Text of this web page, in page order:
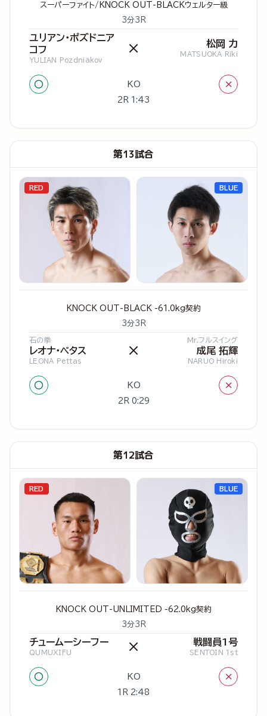
スーパーファイト/KNOCK OUT-BLACKウェルター級
3分3R
ユリアン・ポズドニア
コフ
YULIAN Pozdniakov
× 松岡 力
MATSUOKA Riki
○ KO ×
2R 1:43
第13試合
RED
KNOCK OUT-BLACK -61.0kg契約
3分3R
石の拳
レオナ・ペタス
LEONA Pettas
×
Mr.フルスイング
成尾 拓輝
NARUO Hiroki
○ KO ×
2R 0:29
BLUE
第12試合
RED
KNOCK OUT-UNLIMITED -62.0kg契約
3分3R
チュームーシーフー
QUMUXIFU × 戦闘員1号
SENTOIN 1st
○ KO ×
1R 2:48
BLUE